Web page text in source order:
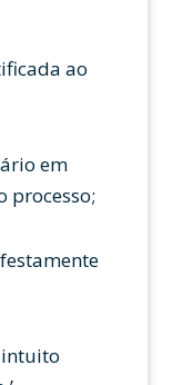
ao
em
processo;
intuito